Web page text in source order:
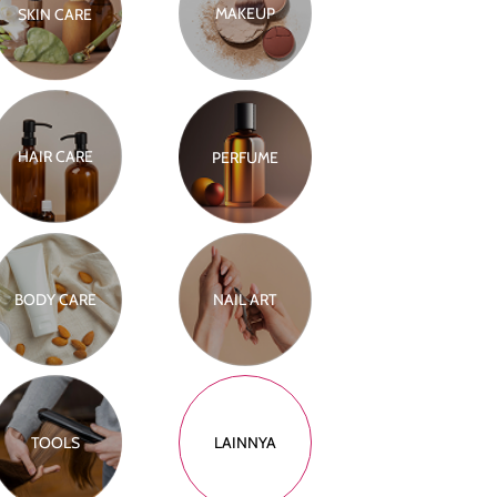
SKIN CARE MAKEUP
HAIR CARE PERFUME
BODY CARE NAIL ART
TOOLS LAINNYA